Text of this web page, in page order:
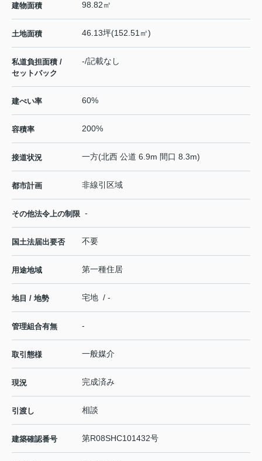
建物面積 98.82㎡
土地面積 46.13坪(152.51㎡)
私道負担面積 /
セットバック
-/記載なし
建ぺい率 60%
容積率 200%
接道状況 一方(北西 公道 6.9m 間口 8.3m)
都市計画 非線引区域
その他法令上の制限 -
国土法届出要否 不要
用途地域 第一種住居
地目 / 地勢 宅地 / -
管理組合有無 -
取引態様 一般媒介
現況 完成済み
引渡し 相談
建築確認番号 第R08SHC101432号